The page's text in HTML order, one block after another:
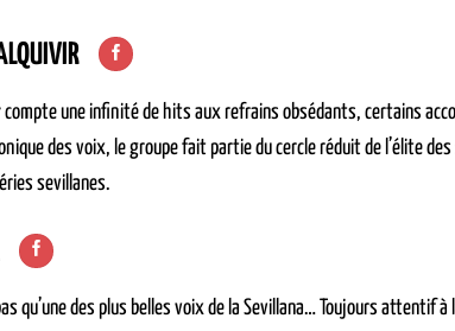
compte une infinité de hits aux refrains obsédants, certains
des voix, le groupe fait partie du cercle réduit de l’élite
sevillanes.
qu’une des plus belles voix de la Sevillana… Toujours attentif